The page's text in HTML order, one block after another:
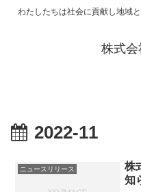
わたしたちは社会に貢献し地域
株式
2022-11
ニュースリリース
株
知